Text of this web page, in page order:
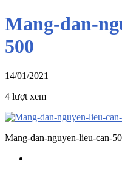
Mang-dan-
500
14/01/2021
4 lượt xem
Mang-dan-nguyen-lieu-can-